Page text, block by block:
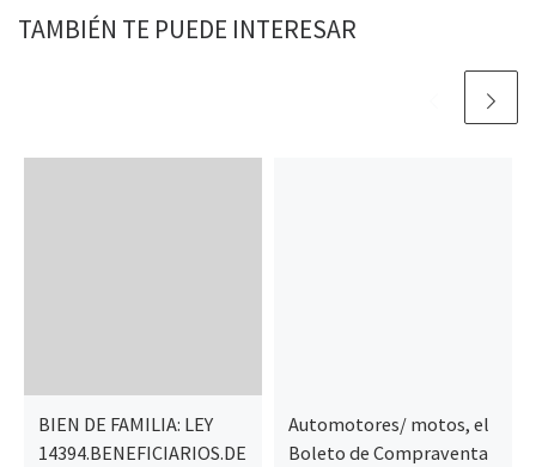
TAMBIÉN TE PUEDE INTERESAR
BIEN DE FAMILIA: LEY
14394.BENEFICIARIOS.DE
Automotores/ motos, el
Boleto de Compraventa